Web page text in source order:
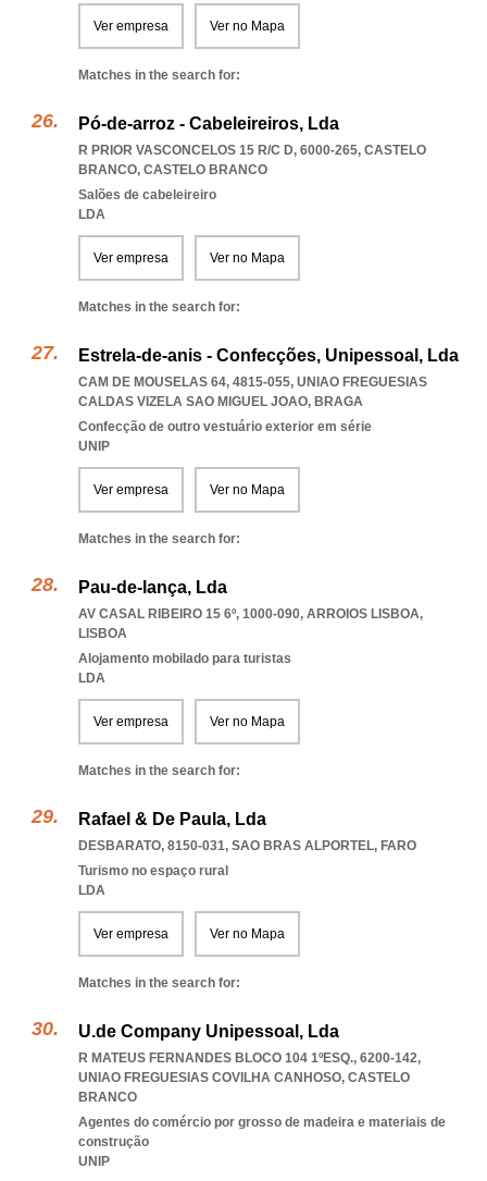
Ver empresa Ver no Mapa
Matches in the search for:
Pó-de-arroz - Cabeleireiros, Lda
R PRIOR VASCONCELOS 15 R/C D, 6000-265, CASTELO
BRANCO, CASTELO BRANCO
Salões de cabeleireiro
LDA
Ver empresa Ver no Mapa
Matches in the search for:
Estrela-de-anis - Confecções, Unipessoal, Lda
CAM DE MOUSELAS 64, 4815-055, UNIAO FREGUESIAS
CALDAS VIZELA SAO MIGUEL JOAO, BRAGA
Confecção de outro vestuário exterior em série
UNIP
Ver empresa Ver no Mapa
Matches in the search for:
Pau-de-lança, Lda
AV CASAL RIBEIRO 15 6º, 1000-090, ARROIOS LISBOA,
LISBOA
Alojamento mobilado para turistas
LDA
Ver empresa Ver no Mapa
Matches in the search for:
Rafael & De Paula, Lda
DESBARATO, 8150-031, SAO BRAS ALPORTEL, FARO
Turismo no espaço rural
LDA
Ver empresa Ver no Mapa
Matches in the search for:
U.de Company Unipessoal, Lda
R MATEUS FERNANDES BLOCO 104 1ºESQ., 6200-142,
UNIAO FREGUESIAS COVILHA CANHOSO, CASTELO
BRANCO
Agentes do comércio por grosso de madeira e materiais de
construção
UNIP